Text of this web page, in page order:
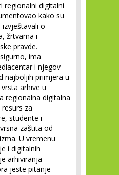
regionalni digitalni
kako su
o
žrtvama i
pravde.
ima
i njegov
najboljih primjera u
arhive u
regionalna digitalna
za
studente i
zaštita od
U vremenu
i digitalnih
arhiviranja
jeste pitanje